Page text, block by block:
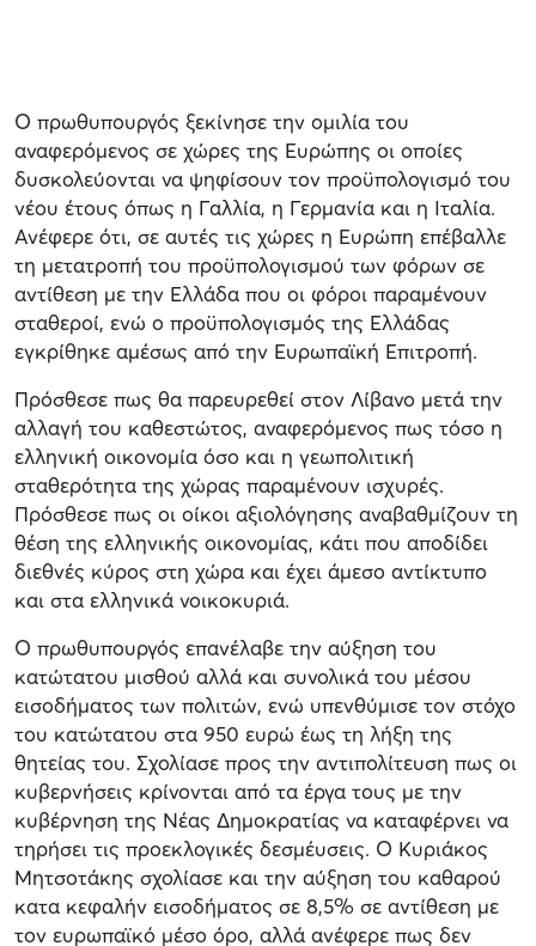
Ο πρωθυπουργός ξεκίνησε την ομιλία του
αναφερόμενος σε χώρες της Ευρώπης οι οποίες
δυσκολεύονται να ψηφίσουν τον προϋπολογισμό του
νέου έτους όπως η Γαλλία, η Γερμανία και η Ιταλία.
Ανέφερε ότι, σε αυτές τις χώρες η Ευρώπη επέβαλλε
τη μετατροπή του προϋπολογισμού των φόρων σε
αντίθεση με την Ελλάδα που οι φόροι παραμένουν
σταθεροί, ενώ ο προϋπολογισμός της Ελλάδας
εγκρίθηκε αμέσως από την Ευρωπαϊκή Επιτροπή.
Πρόσθεσε πως θα παρευρεθεί στον Λίβανο μετά την
αλλαγή του καθεστώτος, αναφερόμενος πως τόσο η
ελληνική οικονομία όσο και η γεωπολιτική
σταθερότητα της χώρας παραμένουν ισχυρές.
Πρόσθεσε πως οι οίκοι αξιολόγησης αναβαθμίζουν τη
θέση της ελληνικής οικονομίας, κάτι που αποδίδει
διεθνές κύρος στη χώρα και έχει άμεσο αντίκτυπο
και στα ελληνικά νοικοκυριά.
Ο πρωθυπουργός επανέλαβε την αύξηση του
κατώτατου μισθού αλλά και συνολικά του μέσου
εισοδήματος των πολιτών, ενώ υπενθύμισε τον στόχο
του κατώτατου στα 950 ευρώ έως τη λήξη της
θητείας του. Σχολίασε προς την αντιπολίτευση πως οι
κυβερνήσεις κρίνονται από τα έργα τους με την
κυβέρνηση της Νέας Δημοκρατίας να καταφέρνει να
τηρήσει τις προεκλογικές δεσμέυσεις. Ο Κυριάκος
Μητσοτάκης σχολίασε και την αύξηση του καθαρού
κατα κεφαλήν εισοδήματος σε 8,5% σε αντίθεση με
τον ευρωπαϊκό μέσο όρο, αλλά ανέφερε πως δεν